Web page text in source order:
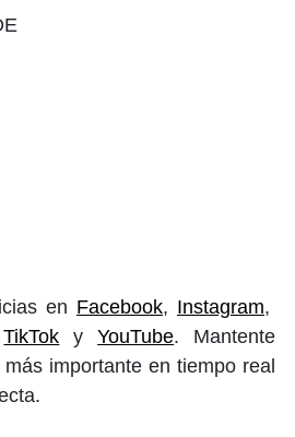
en Facebook, Instagram,
TikTok yYouTube. Mantente
importante en tiempo real